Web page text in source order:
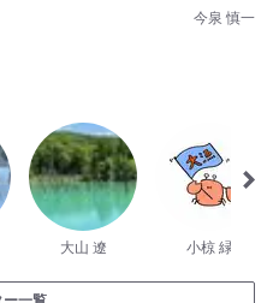
今泉 慎一
大山 遼 小椋 緑